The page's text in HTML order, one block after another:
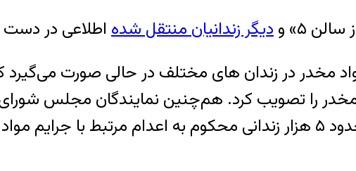
۵» و
دیگر زندانیان منتقل شده اطلاعی در
مخدر در زندان های مختلف در حالی صورت
را تصویب کرد. هم‌چنین نمایندگان مجلس شورای
قضائیه از او خواسته بودند اجرای حکم اعدام حدود ۵ هزار زندانی محکوم به